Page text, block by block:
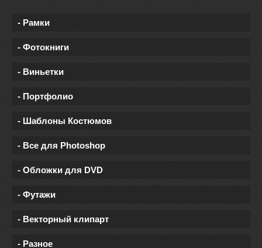
- Рамки
- Фотокниги
- Виньетки
- Портфолио
- Шаблоны Костюмов
- Все для Photoshop
- Обложки для DVD
- Футажи
- Векторный клипарт
- Разное